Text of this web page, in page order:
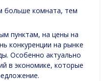
больше комната, тем
пунктам, на цены на
конкуренции на рынке
Особенно актуально
в экономике, которые